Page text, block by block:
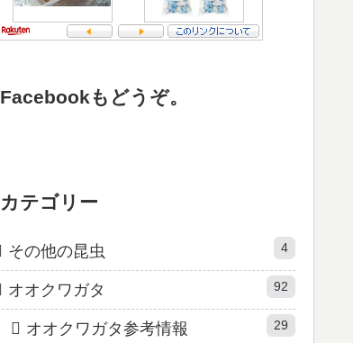
Facebookもどうぞ。
カテゴリー
その他の昆虫 4
オオクワガタ 92
オオクワガタ参考情報 29